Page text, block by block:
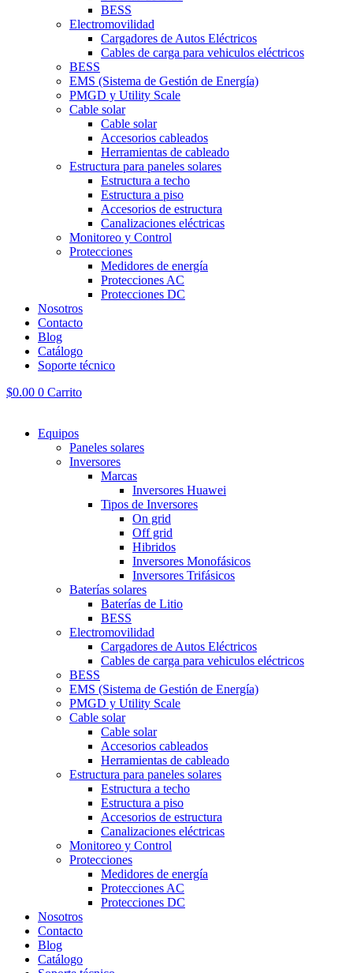
BESS
Electromovilidad
Cargadores de Autos Eléctricos
Cables de carga para vehiculos eléctricos
BESS
EMS (Sistema de Gestión de Energía)
PMGD y Utility Scale
Cable solar
Cable solar
Accesorios cableados
Herramientas de cableado
Estructura para paneles solares
Estructura a techo
Estructura a piso
Accesorios de estructura
Canalizaciones eléctricas
Monitoreo y Control
Protecciones
Medidores de energía
Protecciones AC
Protecciones DC
Nosotros
Contacto
Blog
Catálogo
Soporte técnico
$0.00 0 Carrito
Equipos
Paneles solares
Inversores
Marcas
Inversores Huawei
Tipos de Inversores
On grid
Off grid
Hibridos
Inversores Monofásicos
Inversores Trifásicos
Baterías solares
Baterías de Litio
BESS
Electromovilidad
Cargadores de Autos Eléctricos
Cables de carga para vehiculos eléctricos
BESS
EMS (Sistema de Gestión de Energía)
PMGD y Utility Scale
Cable solar
Cable solar
Accesorios cableados
Herramientas de cableado
Estructura para paneles solares
Estructura a techo
Estructura a piso
Accesorios de estructura
Canalizaciones eléctricas
Monitoreo y Control
Protecciones
Medidores de energía
Protecciones AC
Protecciones DC
Nosotros
Contacto
Blog
Catálogo